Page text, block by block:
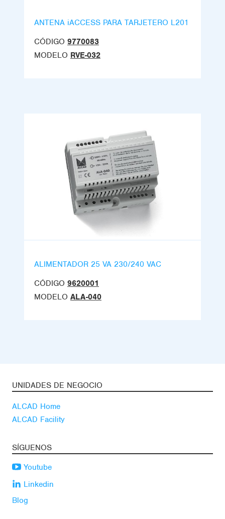
ANTENA iACCESS PARA TARJETERO L201
CÓDIGO 9770083
MODELO RVE-032
ALIMENTADOR 25 VA 230/240 VAC
CÓDIGO 9620001
MODELO ALA-040
UNIDADES DE NEGOCIO
ALCAD Home
ALCAD Facility
SÍGUENOS
Youtube
Linkedin
Blog